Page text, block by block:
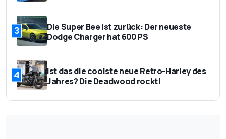
3
Die Super Bee ist zurück: Der neueste
Dodge Charger hat 600 PS
4
Ist das die coolste neue Retro-Harley des
Jahres? Die Deadwood rockt!